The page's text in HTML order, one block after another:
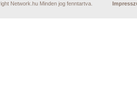
Network.hu Minden jog fenntartva.